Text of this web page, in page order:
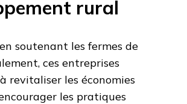
rural
soutenant les fermes de
ces entreprises
revitaliser les économies
les pratiques